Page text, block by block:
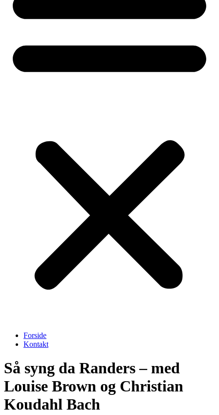
Forside
Kontakt
Så syng da Randers – med
Louise Brown og Christian
Koudahl Bach